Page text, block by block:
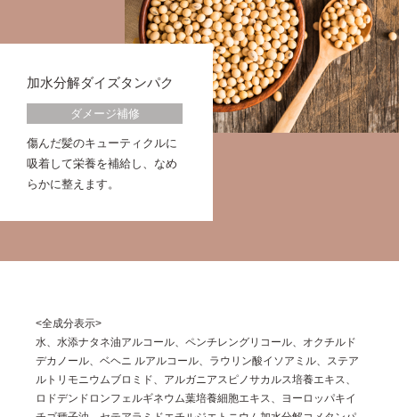
加水分解ダイズタンパク
ダメージ補修
傷んだ髪のキューティクルに
吸着して栄養を補給し、なめ
らかに整えます。
<全成分表示>
水、水添ナタネ油アルコール、ペンチレングリコール、オクチルド
デカノール、ベヘニ ルアルコール、ラウリン酸イソアミル、ステア
ルトリモニウムブロミド、アルガニアスピノサカルス培養エキス、
ロドデンドロンフェルギネウム葉培養細胞エキス、ヨーロッパキイ